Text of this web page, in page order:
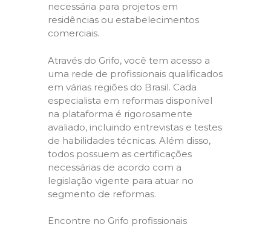
necessária para projetos em
residências ou estabelecimentos
comerciais.
Através do Grifo, você tem acesso a
uma rede de profissionais qualificados
em várias regiões do Brasil. Cada
especialista em reformas disponível
na plataforma é rigorosamente
avaliado, incluindo entrevistas e testes
de habilidades técnicas. Além disso,
todos possuem as certificações
necessárias de acordo com a
legislação vigente para atuar no
segmento de reformas.
Encontre no Grifo profissionais